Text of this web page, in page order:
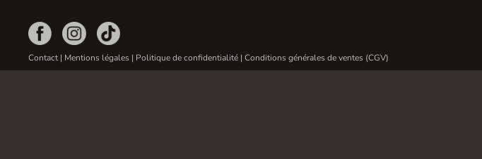
Contact| Mentions légales | Politique de confidentialité | Conditions générales de ventes (CGV)